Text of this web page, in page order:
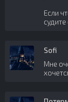
Если
Sofi
Мне